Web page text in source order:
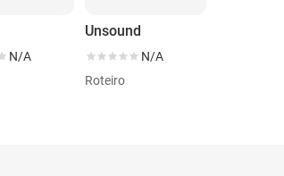
N/A
Unsound
N/A
Roteiro